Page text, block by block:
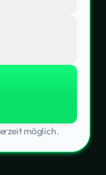
möglich.